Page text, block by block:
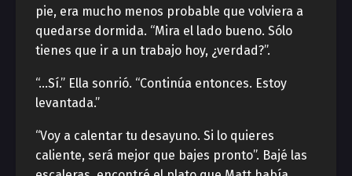
pie, era mucho menos probable que volviera a
quedarse dormida. “Mira el lado bueno. Sólo
tienes que ir a un trabajo hoy, ¿verdad?”.
“…Sí.” Ella sonrió. “Continúa entonces. Estoy
levantada.”
“Voy a calentar tu desayuno. Si lo quieres
caliente, será mejor que bajes pronto”. Bajé las